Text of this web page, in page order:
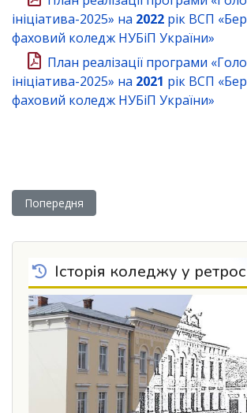
ініціатива-2025» на 2022 рік ВСП
фаховий коледж НУБіП України»
План реалізації програми
ініціатива-2025» на 2021 рік ВСП
фаховий коледж НУБіП України»
Попередня стаття: Результати
Попередня
Історія коледжу у